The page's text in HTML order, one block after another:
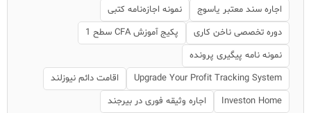
اجاره سند معتبر یاسوج
نمونه اجازه‌نامه کتبی
دوره تخصصی ناخن کاری
پکیج آموزش CFA سطح 1
نمونه نامه پیگیری پرونده
Upgrade Your Profit Tracking System
اقامت دائم نیوزلند
Investon Home
اجاره وثیقه فوری در بیرجند